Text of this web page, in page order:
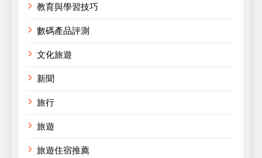
教育與學習技巧
數碼產品評測
文化旅遊
新聞
旅行
旅遊
旅遊住宿推薦